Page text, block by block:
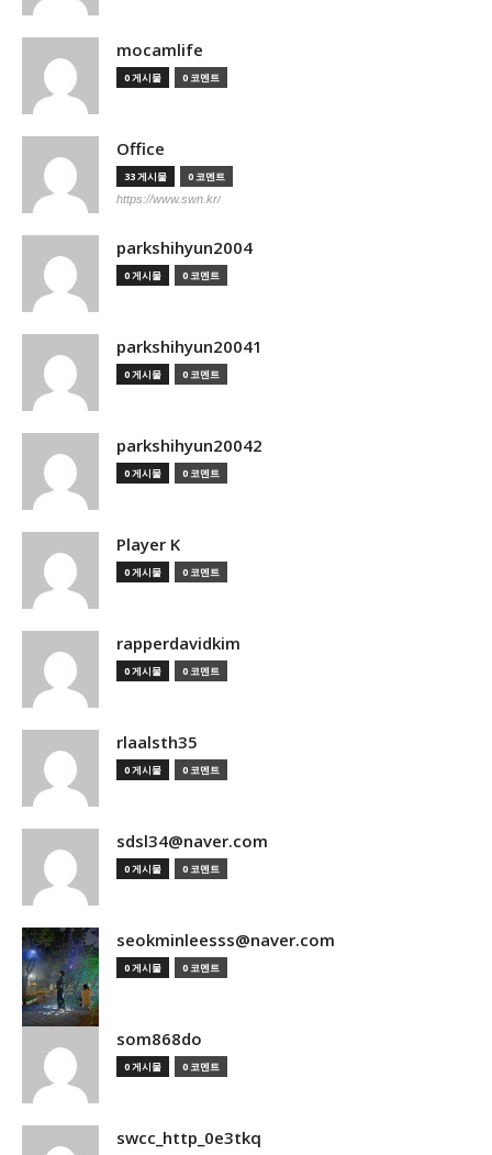
mocamlife
0 게시물 0 코멘트
Office
33 게시물 0 코멘트
https://www.swn.kr/
parkshihyun2004
0 게시물 0 코멘트
parkshihyun20041
0 게시물 0 코멘트
parkshihyun20042
0 게시물 0 코멘트
Player K
0 게시물 0 코멘트
rapperdavidkim
0 게시물 0 코멘트
rlaalsth35
0 게시물 0 코멘트
sdsl34@naver.com
0 게시물 0 코멘트
seokminleesss@naver.com
0 게시물 0 코멘트
som868do
0 게시물 0 코멘트
swcc_http_0e3tkq